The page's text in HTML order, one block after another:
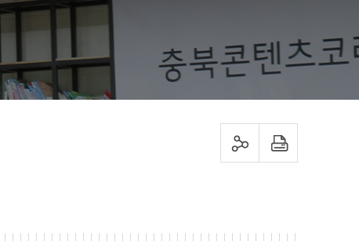
sns 공유하기 프린트하기